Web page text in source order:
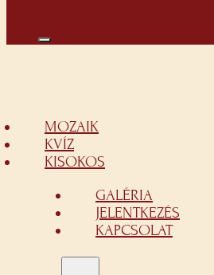
MOZAIK
KVÍZ
KISOKOS
GALÉRIA
JELENTKEZÉS
KAPCSOLAT